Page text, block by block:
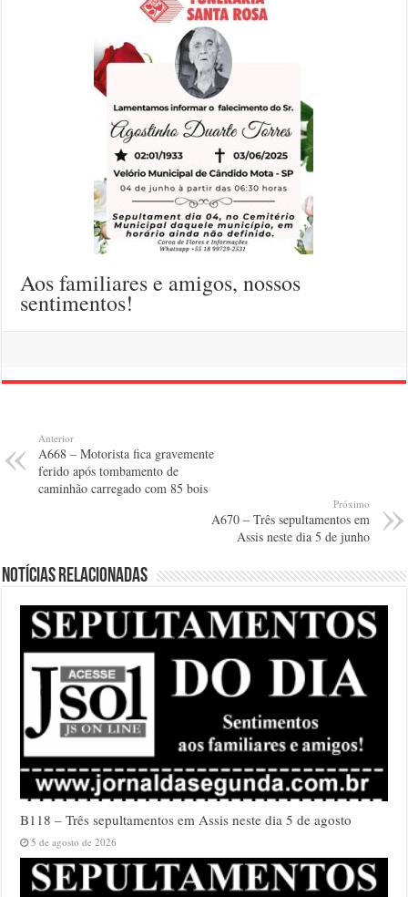
Aos familiares e amigos, nossos
sentimentos!
Anterior
A668 – Motorista fica gravemente
ferido após tombamento de
caminhão carregado com 85 bois
Próximo
A670 – Três sepultamentos em
Assis neste dia 5 de junho
Notícias relacionadas
B118 – Três sepultamentos em Assis neste dia 5 de agosto
5 de agosto de 2026